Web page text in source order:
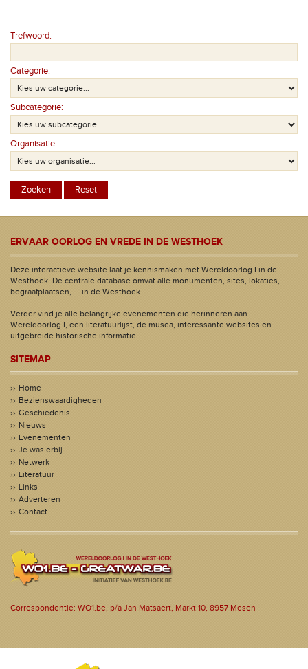
Trefwoord:
Categorie:
Subcategorie:
Organisatie:
ERVAAR OORLOG EN VREDE IN DE WESTHOEK
Deze interactieve website laat je kennismaken met Wereldoorlog I in de
Westhoek. De centrale database omvat alle monumenten, sites, lokaties,
begraafplaatsen, ... in de Westhoek.
Verder vind je alle belangrijke evenementen die herinneren aan
Wereldoorlog I, een literatuurlijst, de musea, interessante websites en
uitgebreide historische informatie.
SITEMAP
Home
Bezienswaardigheden
Geschiedenis
Nieuws
Evenementen
Je was erbij
Netwerk
Literatuur
Links
Adverteren
Contact
Correspondentie: WO1.be, p/a Jan Matsaert, Markt 10, 8957 Mesen